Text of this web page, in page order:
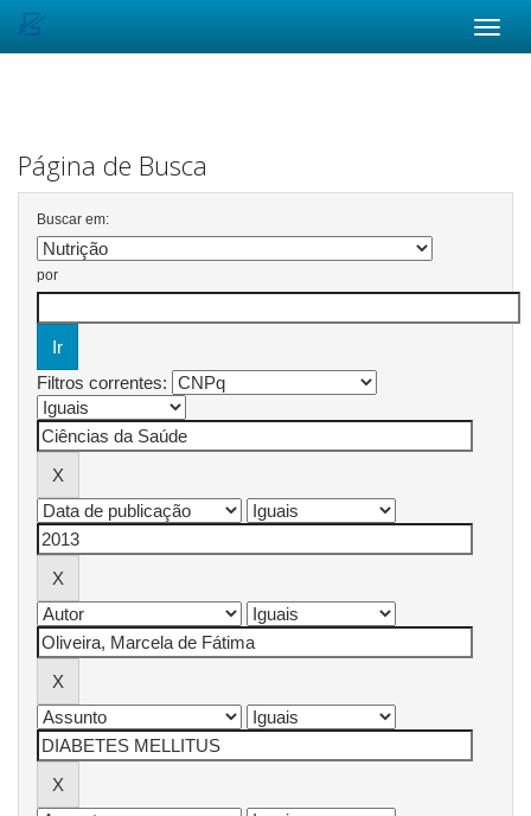
Página de Busca
Buscar em:
por
Filtros correntes: